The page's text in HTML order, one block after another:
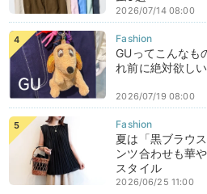
2026/07/14 08:00
GUってこんなも
れ前に絶対欲し
2026/07/19 08:00
夏は「黒ブラウ
ンツ合わせも華
スタイル
2026/06/25 11:00